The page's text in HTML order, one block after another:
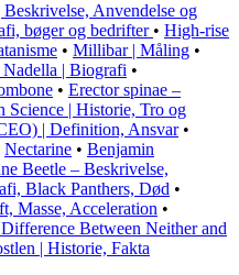
Beskrivelse, Anvendelse og
bøger og bedrifter • High-rise
• Millibar | Måling •
Nadella | Biografi •
• Erector spinae –
Science | Historie, Tro og
| Definition, Ansvar•
Nectarine • Benjamin
Beetle – Beskrivelse,
Black Panthers, Død •
Masse, Acceleration •
Between Neither and
| Historie, Fakta